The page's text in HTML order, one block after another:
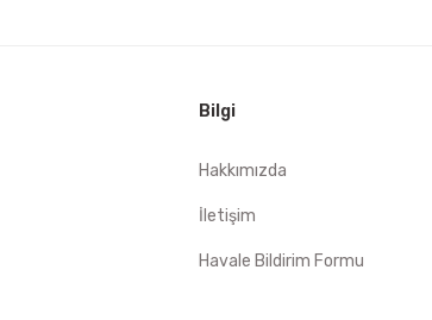
Bilgi
Hakkımızda
İletişim
Havale Bildirim Formu